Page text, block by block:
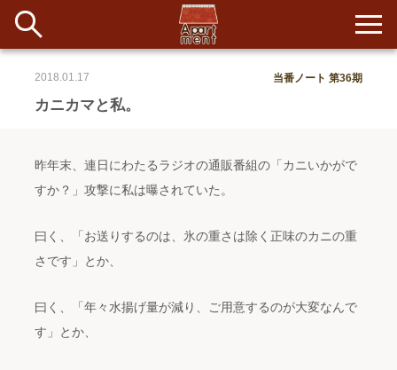
#旅
#日記 #暮らし #生活 #留学 #考え事 #音楽
イベント&ショップ
長期滞在者&more
入居者一覧
カニカマと私。
2018.01.17 当番ノート 第36期
昨年末、連日にわたるラジオの通販番組の「カニいかがで
すか？」攻撃に私は曝されていた。
曰く、「お送りするのは、氷の重さは除く正味のカニの重
さです」とか、
曰く、「年々水揚げ量が減り、ご用意するのが大変なんで
す」とか、